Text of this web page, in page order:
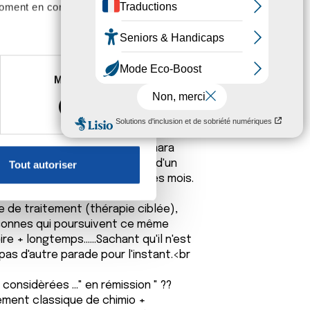
en consultant la
à plusieurs mètres près
reportez-vous à lasection «
sur les cookies.
informations que
Marketing
Tout autoriser
Palbociclib + Fémara
avec lésions osseuses, d'un
injection de Xgéva tous les mois.
de traitement (thérapie ciblée),
qui poursuivent ce même
+ longtemps......Sachant qu'il n'est
d'autre parade pour l'instant.<br
..." en rémission " ??
classique de chimio +